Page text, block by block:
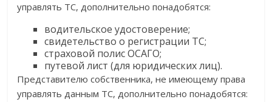
управлять ТС, дополнительно понадобятся:
водительское удостоверение;
свидетельство о регистрации ТС;
страховой полис ОСАГО;
путевой лист (для юридических лиц).
Представителю собственника, не имеющему права
управлять данным ТС, дополнительно понадобятся: